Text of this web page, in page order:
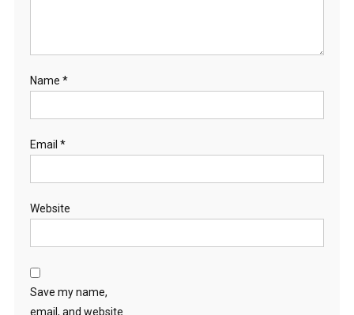
Name *
Email *
Website
Save my name,
email, and website